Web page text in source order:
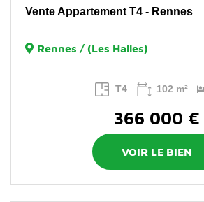
Vente Appartement T4 - Rennes
Rennes / (Les Halles)
T4 102 m²
366 000 €
VOIR LE BIEN